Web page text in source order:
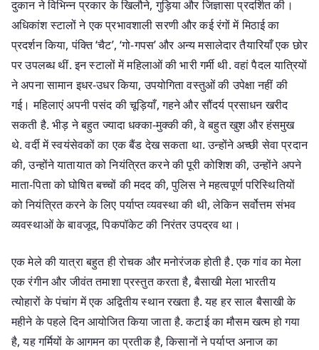
दुकान ने विभिन्न प्रकार के खिलौने, गुड़िया और जिज्ञासा प्रदर्शित की।
अधिकांश स्टालों ने एक प्रभावशाली सरणी और कई रंगों में मिठाई का
प्रदर्शन किया, पंक्ति ‘चैट’, ‘गो-गपस’ और अन्य मसालेदार तैयारियाँ एक छोर
पर उपलब्ध थीं. इन स्टालों में महिलाओं की भारी गर्मी थी. वहां पैदल यात्रियों
ने अपना सामान इधर-उधर किया, उपयोगिता वस्तुओं की उपेक्षा नहीं की
गई। महिलाएं अपनी पसंद की चूड़ियाँ, गहने और सौंदर्य प्रसाधन खरीद
सकती है. भीड़ ने बहुत ज्यादा धक्का-मुक्की की, वे बहुत खुश और हंसमुख
थे. वर्दी में स्वयंसेवकों का एक बैंड देख सकता था. उन्होंने अच्छी सेवा प्रदान
की, उन्होंने यातायात को नियंत्रित करने की पूरी कोशिश की, उन्होंने अपने
माता-पिता को घोषित बच्चों की मदद की, पुलिस ने महत्वपूर्ण परिस्थितियों
को नियंत्रित करने के लिए पर्याप्त व्यवस्था की थी, लेकिन सर्वोत्तम संभव
व्यवस्थाओं के बावजूद, पिकपॉकेट की निरंतर उपद्रव था।
एक मेले की यात्रा बहुत ही रोचक और मनोरंजक होती है. एक गांव का मेला
एक रंगीन और जीवंत तमाशा प्रस्तुत करता है, बैसाखी मेला भारतीय
त्योहारों के पंचांग में एक अद्वितीय स्थान रखता है. यह हर साल बैसाखी के
महीने के पहले दिन आयोजित किया जाता है. कटाई का मौसम खत्म हो गया
है, यह गर्मियों के आगमन का प्रतीक है, किसानों ने पर्याप्त अनाज का